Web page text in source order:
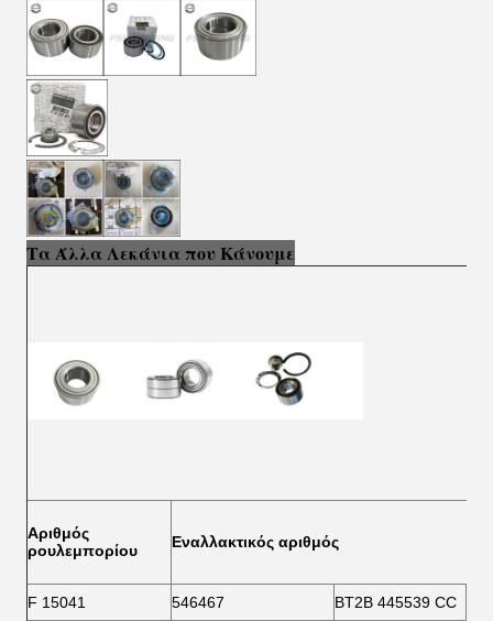
Τα Άλλα Λεκάνια που Κάνουμε
Αριθμός
ρουλεμπορίου
Εναλλακτικός αριθμός
F 15041 546467 BT2Β 445539 CC